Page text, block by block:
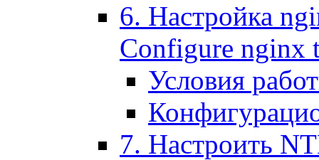
6. Настройка
Configure nginx
Условия
7. Настроить